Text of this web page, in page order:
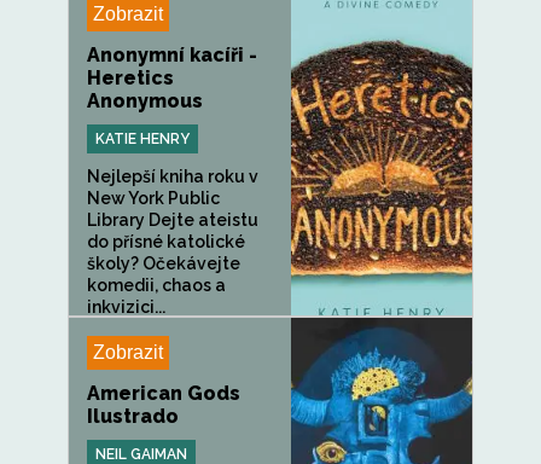
Zobrazit
Anonymní kacíři -
Heretics
Anonymous
KATIE HENRY
Nejlepší kniha roku v
New York Public
Library Dejte ateistu
do přísné katolické
školy? Očekávejte
komedii, chaos a
inkvizici...
Zobrazit
American Gods
Ilustrado
NEIL GAIMAN